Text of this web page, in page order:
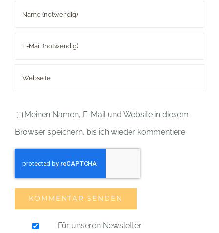
Meinen Namen, E-Mail und Website in diesem
Browser speichern, bis ich wieder kommentiere.
Für unseren Newsletter